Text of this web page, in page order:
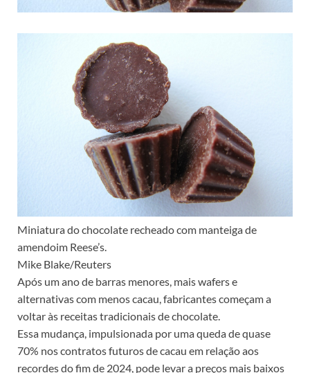
Miniatura do chocolate recheado com manteiga de
amendoim Reese’s.
Mike Blake/Reuters
Após um ano de barras menores, mais wafers e
alternativas com menos cacau, fabricantes começam a
voltar às receitas tradicionais de chocolate.
Essa mudança, impulsionada por uma queda de quase
70% nos contratos futuros de cacau em relação aos
recordes do fim de 2024, pode levar a preços mais baixos